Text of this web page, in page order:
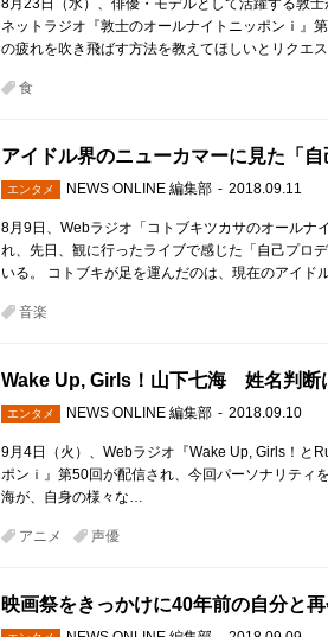
8月23日（水）、俳優・モデルとして活躍する敦
ネットラジオ『敦士のオールナイトニッポンｉ』
の疲れを吹き飛ばす方法を教えてほしいとリクエ
食
アイドル界のニューカマーに見た「自
エンタメ NEWS ONLINE 編集部 2018.09.11
8月9日、Webラジオ「コトブキツカサのオールナ
れ、先日、観に行ったライブで感じた「自己プロ
いる。 コトブキが足を運んだのは、現在のアイド
音楽
Wake Up, Girls！山下七海 姓名判断
エンタメ NEWS ONLINE 編集部 2018.09.10
9月4日（火）、Webラジオ『Wake Up, Girls！と
ポンｉ』第50回が配信され、今回パーソナリティ
海が、自身の様々な…
アニメ 声優
映画祭をきっかけに40年前の自分と再